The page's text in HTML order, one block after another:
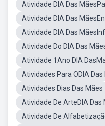
Atividade DIA Das
Atividade DIA Das
Atividade DIA Das
Atividade Do DIA Das
Atividade 1Ano DIA
Atividades Para ODIA
Atividades Dias Das Mães
Atividade De ArteDIA Das
Atividade De